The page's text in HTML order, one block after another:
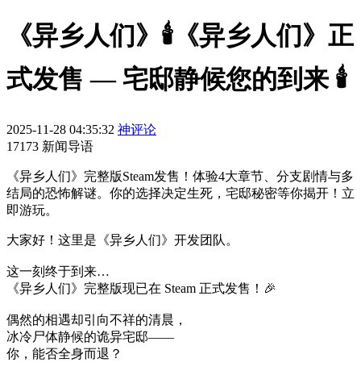
《异乡人们》🕯️《异乡人们》正
式发售 — 宅邸静候您的到来 🕯️
2025-11-28 04:35:32 神评论
17173 新闻导语
《异乡人们》完整版Steam发售！体验4大章节、分支剧情与多
结局的恐怖解谜。你的选择决定生死，宅邸秘密等你揭开！立
即游玩。
大家好！这里是《异乡人们》开发团队。
这一刻终于到来…
《异乡人们》完整版现已在 Steam 正式发售！🎉
偶然的相遇却引向不祥的清晨，
冰冷尸体静候的诡异宅邸——
你，能否全身而退？